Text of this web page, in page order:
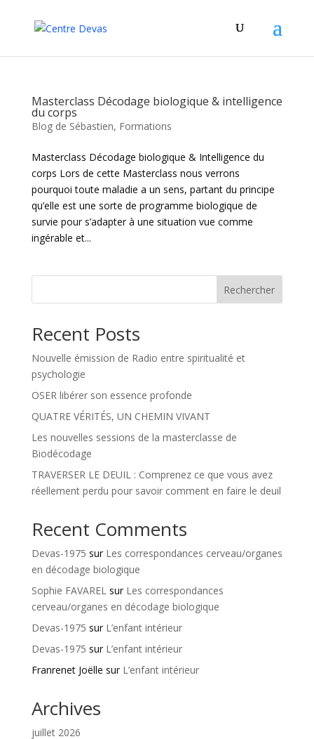
Masterclass Décodage biologique & intelligence
du corps
Blog de Sébastien, Formations
Masterclass Décodage biologique & Intelligence du
corps Lors de cette Masterclass nous verrons
pourquoi toute maladie a un sens, partant du principe
qu’elle est une sorte de programme biologique de
survie pour s’adapter à une situation vue comme
ingérable et...
Rechercher
Recent Posts
Nouvelle émission de Radio entre spiritualité et
psychologie
OSER libérer son essence profonde
QUATRE VÉRITÉS, UN CHEMIN VIVANT
Les nouvelles sessions de la masterclasse de
Biodécodage
TRAVERSER LE DEUIL : Comprenez ce que vous avez
réellement perdu pour savoir comment en faire le deuil
Recent Comments
Devas-1975 sur Les correspondances cerveau/organes
en décodage biologique
Sophie FAVARELsur Les correspondances
cerveau/organes en décodage biologique
Devas-1975 sur L’enfant intérieur
Devas-1975 sur L’enfant intérieur
Franrenet Joëlle sur L’enfant intérieur
Archives
juillet 2026